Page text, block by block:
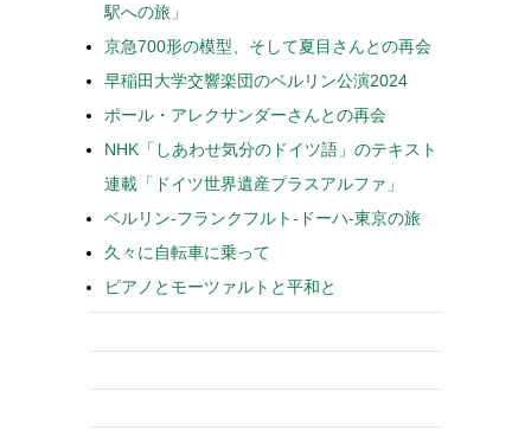
駅への旅」
京急700形の模型、そして夏目さんとの再会
早稲田大学交響楽団のベルリン公演2024
ポール・アレクサンダーさんとの再会
NHK「しあわせ気分のドイツ語」のテキスト
連載「ドイツ世界遺産プラスアルファ」
ベルリン-フランクフルト-ドーハ-東京の旅
久々に自転車に乗って
ピアノとモーツァルトと平和と